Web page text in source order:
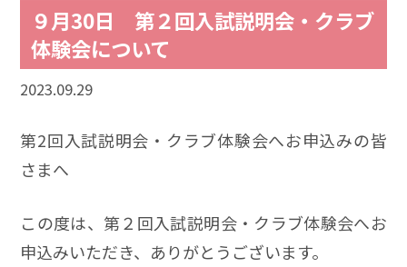
９月30日 第２回入試説明会・クラブ
体験会について
2023.09.29
第2回入試説明会・クラブ体験会へお申込みの皆
さまへ
この度は、第２回入試説明会・クラブ体験会へお
申込みいただき、ありがとうございます。